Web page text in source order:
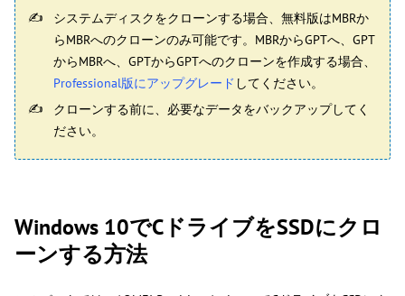
システムディスクをクローンする場合、無料版はMBRか
らMBRへのクローンのみ可能です。MBRからGPTへ、GPT
からMBRへ、GPTからGPTへのクローンを作成する場合、
Professional版にアップグレード してください。
クローンする前に、必要なデータをバックアップしてく
ださい。
Windows 10でCドライブをSSDにクロ
ーンする方法